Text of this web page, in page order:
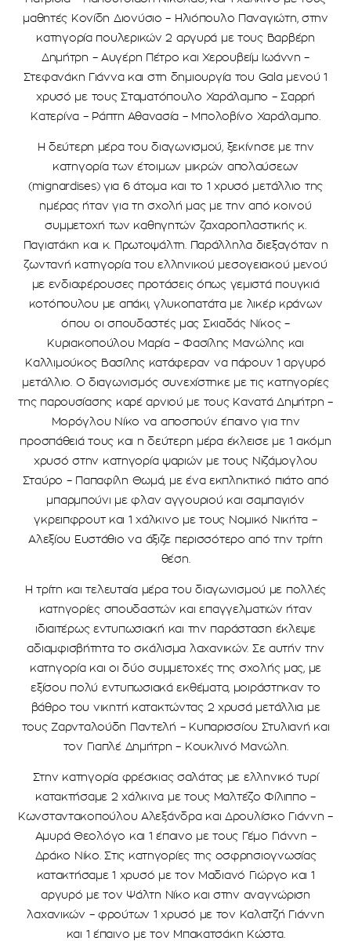
μαθητές Κονίδη Διονύσιο – Ηλιόπουλο Παναγιώτη, στην
κατηγορία πουλερικών 2 αργυρά με τους Βαρβέρη
Δημήτρη – Αυγέρη Πέτρο και Χερουβείμ Ιωάννη –
Στεφανάκη Γιάννα και στη δημιουργία του Gala μενού 1
χρυσό με τους Σταματόπουλο Χαράλαμπο – Σαρρή
Κατερίνα – Ράπτη Αθανασία – Μπολοβίνο Χαράλαμπο.
Η δεύτερη μέρα του διαγωνισμού, ξεκίνησε με την
κατηγορία των έτοιμων μικρών απολαύσεων
(mignardises) για 6 άτομα και το 1 χρυσό μετάλλιο της
ημέρας ήταν για τη σχολή μας με την από κοινού
συμμετοχή των καθηγητών ζαχαροπλαστικής κ.
Παγιατάκη και κ. Πρωτοψάλτη. Παράλληλα διεξαγόταν η
ζωντανή κατηγορία του ελληνικού μεσογειακού μενού
με ενδιαφέρουσες προτάσεις όπως γεμιστά πουγκιά
κοτόπουλου με απάκι, γλυκοπατάτα με λικέρ κράνων
όπου οι σπουδαστές μας Σκιαδάς Νίκος –
Κυριακοπούλου Μαρία – Φασίλης Μανώλης και
Καλλιμούκος Βασίλης κατάφεραν να πάρουν 1 αργυρό
μετάλλιο. Ο διαγωνισμός συνεχίστηκε με τις κατηγορίες
της παρουσίασης καρέ αρνιού με τους Κανατά Δημήτρη –
Μορόγλου Νίκο να αποσπούν έπαινο για την
προσπάθειά τους και η δεύτερη μέρα έκλεισε με 1 ακόμη
χρυσό στην κατηγορία ψαριών με τους Νιζάμογλου
Σταύρο – Παπαφίλη Θωμά, με ένα εκπληκτικό πιάτο από
μπαρμπούνι με φλαν αγγουριού και σαμπαγιόν
γκρειπφρουτ και 1 χάλκινο με τους Νομικό Νικήτα –
Αλεξίου Ευστάθιο να άξιζε περισσότερο από την τρίτη
θέση.
Η τρίτη και τελευταία μέρα του διαγωνισμού με πολλές
κατηγορίες σπουδαστών και επαγγελματιών ήταν
ιδιαιτέρως εντυπωσιακή και την παράσταση έκλεψε
αδιαμφισβήτητα το σκάλισμα λαχανικών. Σε αυτήν την
κατηγορία και οι δύο συμμετοχές της σχολής μας, με
εξίσου πολύ εντυπωσιακά εκθέματα, μοιράστηκαν το
βάθρο του νικητή κατακτώντας 2 χρυσά μετάλλια με
τους Ζαρνταλούδη Παντελή – Κυπαρισσίου Στυλιανή και
τον Γιαπλέ Δημήτρη – Κουκλινό Μανώλη.
Στην κατηγορία φρέσκιας σαλάτας με ελληνικό τυρί
κατακτήσαμε 2 χάλκινα με τους Μαλτέζο Φίλιππο –
Κωνσταντακοπούλου Αλεξάνδρα και Δρουλίσκο Γιάννη –
Αμυρά Θεολόγο και 1 έπαινο με τους Γέμο Γιάννη –
Δράκο Νίκο. Στις κατηγορίες της οσφρησιογνωσίας
κατακτήσαμε 1 χρυσό με τον Μαδιανό Γιώργο και 1
αργυρό με τον Ψάλτη Νίκο και στην αναγνώριση
λαχανικών – φρούτων 1 χρυσό με τον Καλατζή Γιάννη
και 1 έπαινο με τον Μπακατσάκη Κώστα.